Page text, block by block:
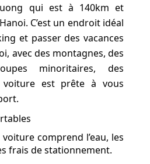
qui est à 140km et
C’est un endroit idéal
et passer des vacances
avec des montagnes, des
minoritaires, des
voiture est prête à vous
comprend l’eau, les
frais de stationnement.